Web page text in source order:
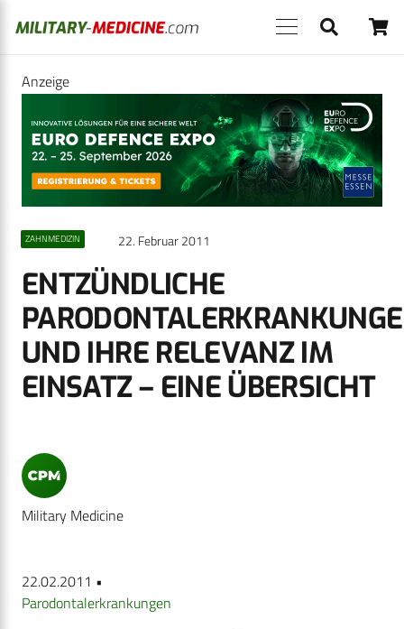
Anzeige
ZAHNMEDIZIN 22. Februar 2011
ENTZÜNDLICHE
UND IHRE RELEVANZ IM
EINSATZ – EINE ÜBERSICHT
Military Medicine
22.02.2011 •
Parodontalerkrankungen